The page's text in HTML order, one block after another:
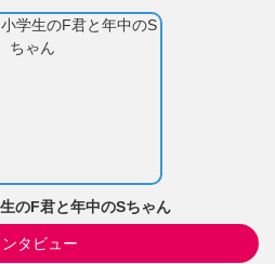
のF君と年中のSちゃん
ンタビュー